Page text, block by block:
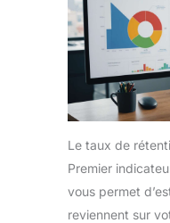
Le taux de
Premier
vous permet
reviennent sur